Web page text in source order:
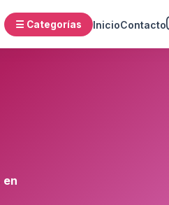
☰ Categorías InicioContacto
en